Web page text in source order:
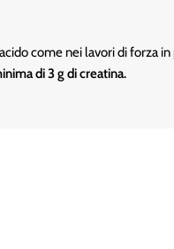
come nei lavori di forza in
di 3 g di creatina.